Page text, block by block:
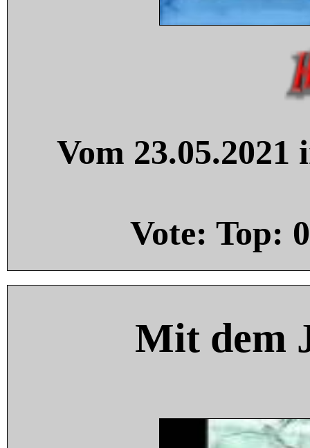
Vom
Vote: Top: 0
Mit dem